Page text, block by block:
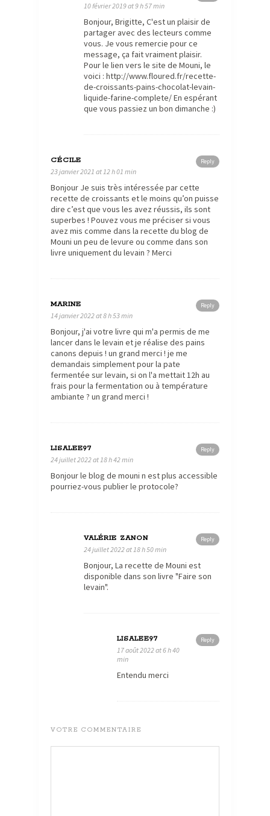
10 février 2019 at 9 h 57 min
Bonjour, Brigitte, C'est un plaisir de
partager avec des lecteurs comme
vous. Je vous remercie pour ce
message, ça fait vraiment plaisir.
Pour le lien vers le site de Mouni, le
voici : http://www.floured.fr/recette-
de-croissants-pains-chocolat-levain-
liquide-farine-complete/ En espérant
que vous passiez un bon dimanche :)
Reply
CÉCILE
23 janvier 2021 at 12 h 01 min
Bonjour Je suis très intéressée par cette
recette de croissants et le moins qu’on puisse
dire c’est que vous les avez réussis, ils sont
superbes ! Pouvez vous me préciser si vous
avez mis comme dans la recette du blog de
Mouni un peu de levure ou comme dans son
livre uniquement du levain ? Merci
Reply
MARINE
14 janvier 2022 at 8 h 53 min
Bonjour, j'ai votre livre qui m'a permis de me
lancer dans le levain et je réalise des pains
canons depuis ! un grand merci ! je me
demandais simplement pour la pate
fermentée sur levain, si on l'a mettait 12h au
frais pour la fermentation ou à température
ambiante ? un grand merci !
Reply
LISALEE97
24 juillet 2022 at 18 h 42 min
Bonjour le blog de mouni n est plus accessible
pourriez-vous publier le protocole?
Reply
VALÉRIE ZANON
24 juillet 2022 at 18 h 50 min
Bonjour, La recette de Mouni est
disponible dans son livre "Faire son
levain".
Reply
LISALEE97
17 août 2022 at 6 h 40
min
Entendu merci
VOTRE COMMENTAIRE